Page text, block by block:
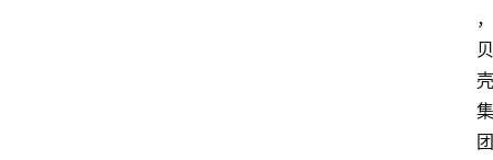
，
贝
壳
集
团